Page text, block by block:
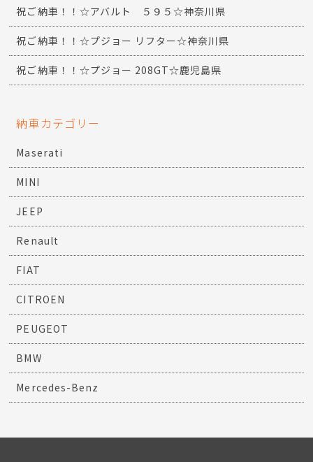
祝ご納車！！☆アバルト ５９５☆神奈川県
祝ご納車！！☆プジョー リフター☆神奈川県
祝ご納車！！☆プジョー 208GT☆鹿児島県
納車カテゴリー
Maserati
MINI
JEEP
Renault
FIAT
CITROEN
PEUGEOT
BMW
Mercedes-Benz